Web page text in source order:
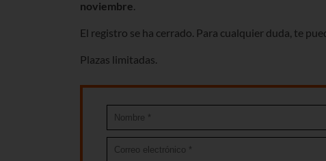
noviembre
El registro se ha cerrado. Para cualquier duda, te
Plazas limitadas.